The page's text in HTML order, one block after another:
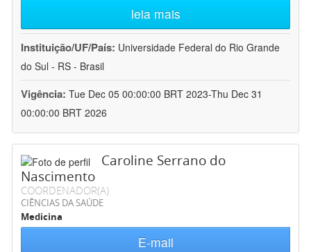
leia mais
Instituição/UF/País: Universidade Federal do Rio Grande
do Sul - RS - Brasil
Vigência: Tue Dec 05 00:00:00 BRT 2023-Thu Dec 31
00:00:00 BRT 2026
Caroline Serrano do
Nascimento
COORDENADOR(A)
CIÊNCIAS DA SAÚDE
Medicina
E-mail